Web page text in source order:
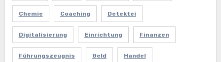
Chemie Coaching Detektei
Digitalisierung Einrichtung Finanzen
Führungszeugnis Geld Handel